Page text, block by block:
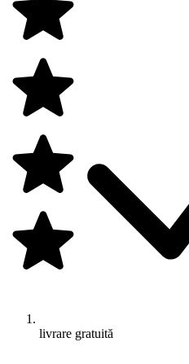
livrare gratuită